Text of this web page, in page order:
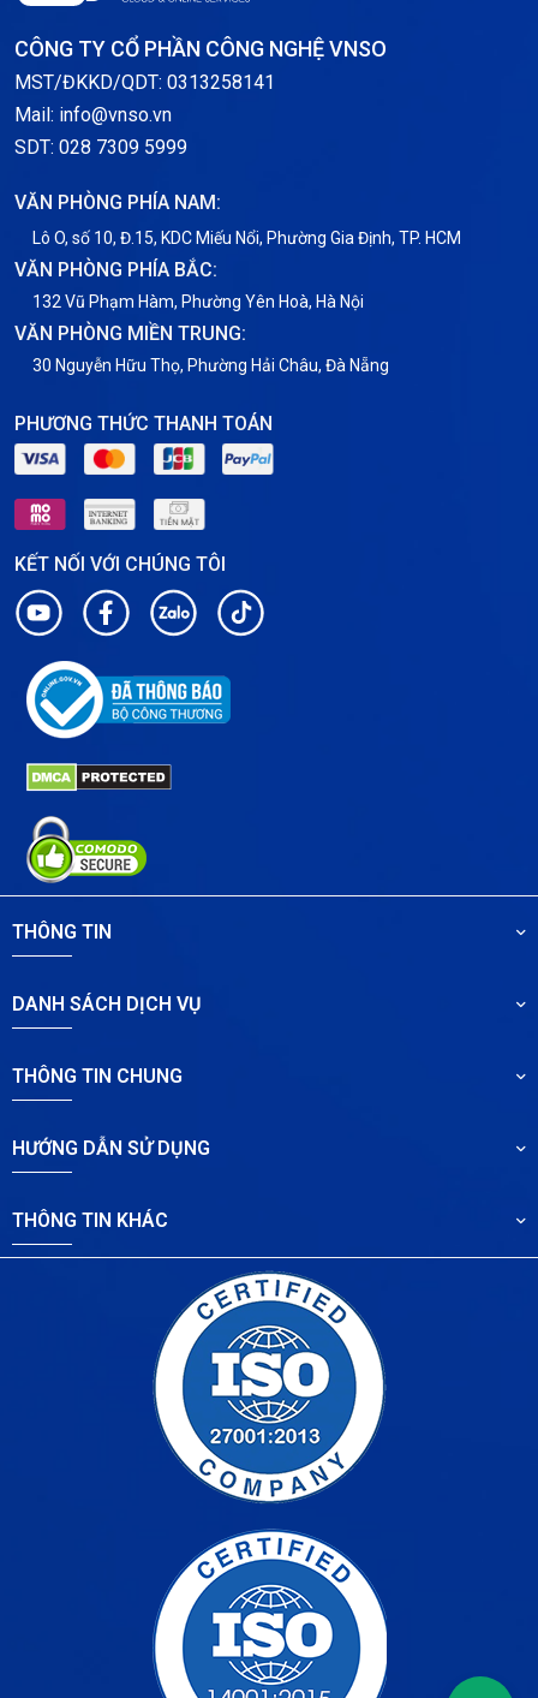
Thông báo
Thông tin chung
Tin tức
VNPT
CÔNG TY CỔ PHẦN CÔNG NGHỆ VNSO
MST/ĐKKD/QDT: 0313258141
Mail: info@vnso.vn
SDT: 028 7309 5999
VĂN PHÒNG PHÍA NAM:
Lô O, số 10, Đ.15, KDC Miếu Nổi, Phường Gia Định, TP. HCM
VĂN PHÒNG PHÍA BẮC:
132 Vũ Phạm Hàm, Phường Yên Hoà, Hà Nội
VĂN PHÒNG MIỀN TRUNG:
30 Nguyễn Hữu Thọ, Phường Hải Châu, Đà Nẵng
PHƯƠNG THỨC THANH TOÁN
KẾT NỐI VỚI CHÚNG TÔI
THÔNG TIN
DANH SÁCH DỊCH VỤ
THÔNG TIN CHUNG
HƯỚNG DẪN SỬ DỤNG
THÔNG TIN KHÁC